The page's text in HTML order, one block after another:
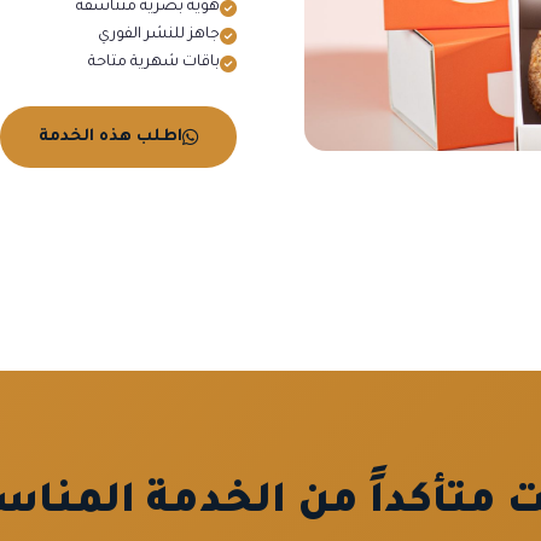
هوية بصرية متناسقة
جاهز للنشر الفوري
باقات شهرية متاحة
اطلب هذه الخدمة
متأكداً من الخدمة